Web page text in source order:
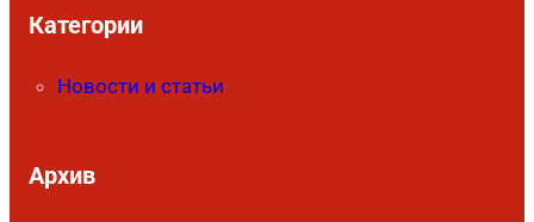
Категории
Новости и статьи
Архив